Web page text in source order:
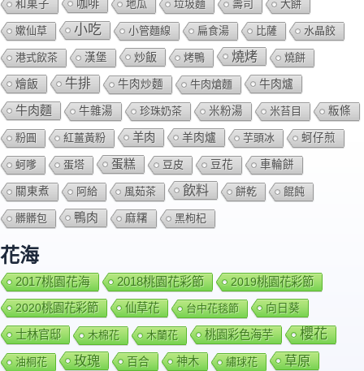
和菓子 咖啡 地瓜 垃圾麵 壽司 大餅
嫰仙草 小吃 小管麵線 扁食湯 比薩 水晶餃
港式飲茶 漢堡 炒飯 烤鴨 燒烤 燒餅
燴飯 牛排 牛肉炒麵 牛肉熗麵 牛肉爐
牛肉麵 牛雜湯 珍珠奶茶 米粉湯 米苔目 粄條
粉圓 紅薑黃粉 羊肉 羊肉爐 芋頭冰 蚵仔煎
蚵嗲 蛋塔 蛋糕 豆皮 豆花 車輪餅
關東煮 阿給 風茹茶 飲料 餅乾 餛飩
髒髒包 鴨肉 麻糬 黑枸杞
花海
2017桃園花海 2018桃園花彩節
2019桃園花彩節
2020桃園花彩節
仙草花 台中花毯節 向日葵
士林官邸 木棉花 木蘭花 桃園彩色海芋 櫻花
油桐花 玫瑰 百合 神木 繡球花 草原